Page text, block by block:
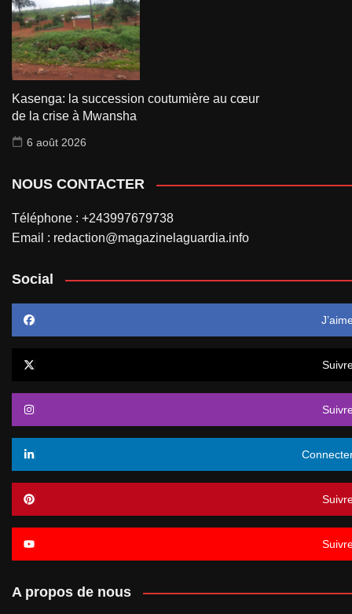
Kasenga: la succession coutumière au cœur
de la crise à Mwansha
6 août 2026
NOUS CONTACTER
Téléphone : +243997679738
Email : redaction@magazinelaguardia.info
Social
A propos de nous